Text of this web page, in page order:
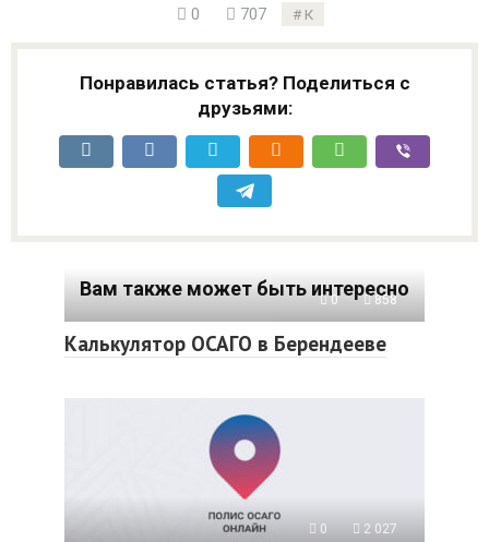
0 707 К
Понравилась статья? Поделиться с
друзьями:
Вам также может быть интересно
0 858
Калькулятор ОСАГО в Берендееве
0 2 027